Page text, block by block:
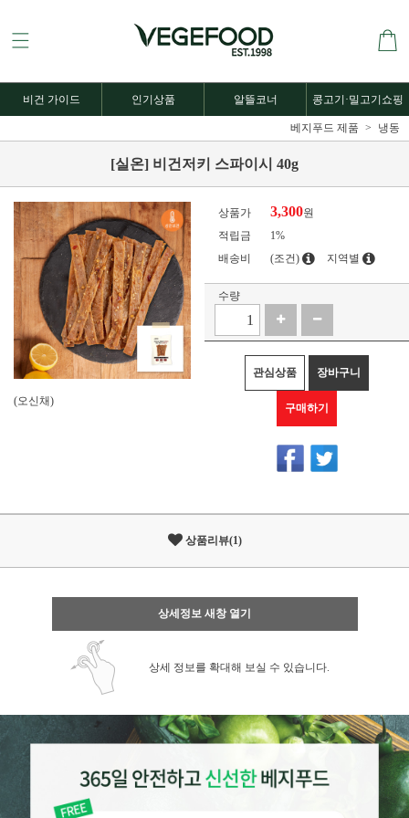
비건 가이드 인기상품 알뜰코너 콩고기·밀고기쇼핑
베지푸드 제품 냉동
[실온] 비건저키 스파이시 40g
(오신채)
상품가 3,300원
적립금
1%
배송비
(조건) 지역별
수량
관심상품 장바구니
구매하기
상품리뷰(1)
상세정보 새창 열기
상세 정보를 확대해 보실 수 있습니다.